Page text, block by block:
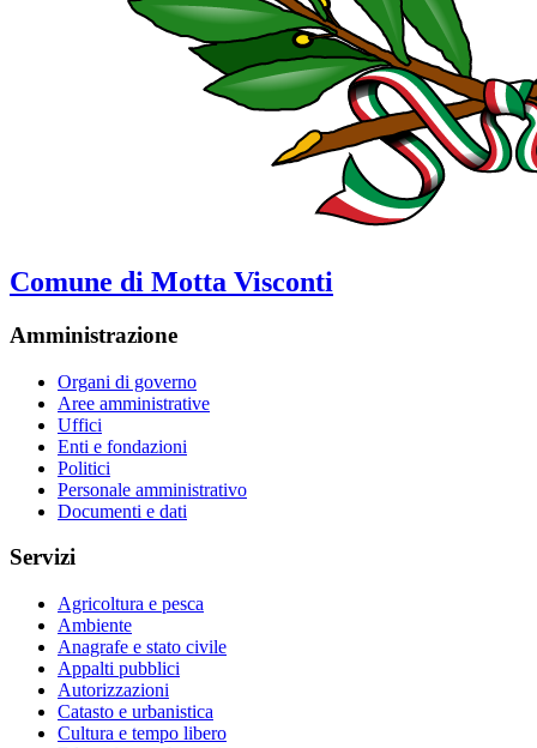
Comune di Motta Visconti
Amministrazione
Organi di governo
Aree amministrative
Uffici
Enti e fondazioni
Politici
Personale amministrativo
Documenti e dati
Servizi
Agricoltura e pesca
Ambiente
Anagrafe e stato civile
Appalti pubblici
Autorizzazioni
Catasto e urbanistica
Cultura e tempo libero